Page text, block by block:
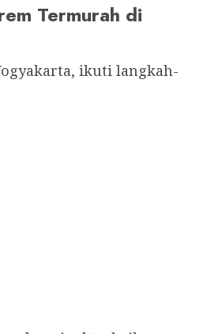
Termurah di
ikuti langkah-